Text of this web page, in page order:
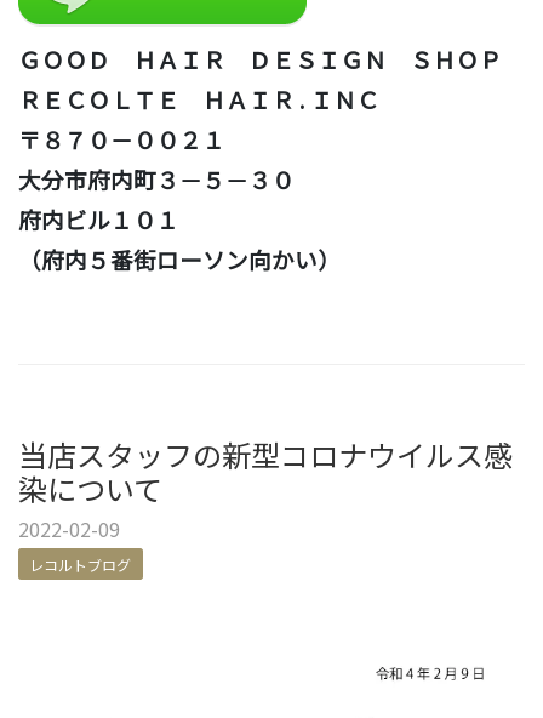
ＧＯＯＤ ＨＡＩＲ ＤＥＳＩＧＮ ＳＨＯＰ
ＲＥＣＯＬＴＥ ＨＡＩＲ . ＩＮＣ
〒８７０－００２１
大分市府内町３－５－３０
府内ビル１０１
（府内５番街ローソン向かい）
当店スタッフの新型コロナウイルス感
染について
2022-02-09
レコルトブログ